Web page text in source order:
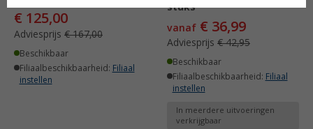
€ 125,00
Adviesprijs € 167,00
Beschikbaar
Filiaalbeschikbaarheid: Filiaal
instellen
stuks
vanaf € 36,99
Adviesprijs € 42,95
Beschikbaar
Filiaalbeschikbaarheid: Filiaal
instellen
In meerdere uitvoeringen
verkrijgbaar